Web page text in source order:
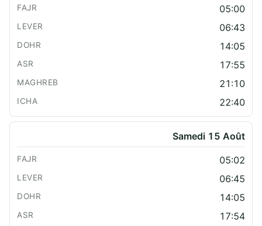
05:00
06:43
14:05
17:55
21:10
22:40
Samedi 15 Août
05:02
06:45
14:05
17:54